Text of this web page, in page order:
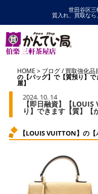
世田谷区三
質入れ、買取な
HOME ブログ/買取強化品
の【バッグ】で【質預り】
屋】
2024. 10. 14
【即日融資】【
り】できます【質】【
【LOUIS VUITTON】の